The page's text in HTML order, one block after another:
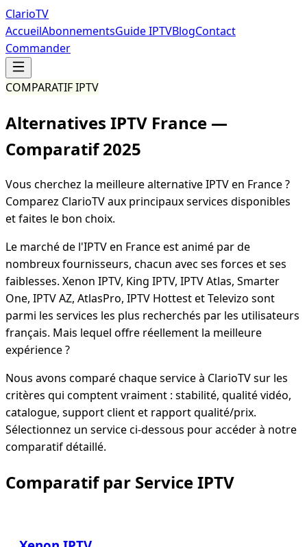
ClarioTV
AccueilAbonnementsGuide IPTVBlogContact
Commander
COMPARATIF IPTV
Alternatives IPTV France —
Comparatif 2025
Vous cherchez la meilleure alternative IPTV en France ?
Comparez ClarioTV aux principaux services disponibles
et faites le bon choix.
Le marché de l'IPTV en France est animé par de
nombreux fournisseurs, chacun avec ses forces et ses
faiblesses. Xenon IPTV, King IPTV, IPTV Atlas, Smarter
One, IPTV AZ, AtlasPro, IPTV Hottest et Televizo sont
parmi les services les plus recherchés par les utilisateurs
français. Mais lequel offre réellement la meilleure
expérience ?
Nous avons comparé chaque service à ClarioTV sur les
critères qui comptent vraiment : stabilité, qualité vidéo,
catalogue, support client et rapport qualité/prix.
Sélectionnez un service ci-dessous pour accéder à notre
comparatif détaillé.
Comparatif par Service IPTV